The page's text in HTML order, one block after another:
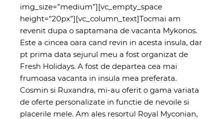
img_size=”medium”][vc_empty_space
height=”20px”][vc_column_text]Tocmai am
revenit dupa o saptamana de vacanta Mykonos.
Este a cincea oara cand revin in acesta insula, dar
pt prima data sejurul meu a fost organizat de
Fresh Holidays. A fost de departea cea mai
frumoasa vacanta in insula mea preferata.
Cosmin si Ruxandra, mi-au oferit o gama variata
de oferte personalizate in functie de nevoile si
placerile mele. Am ales resortul Royal Myconian,